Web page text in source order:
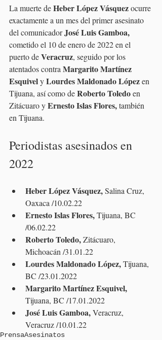
La muerte de Heber López Vásquez ocurre
exactamente a un mes del primer asesinato
del comunicador José Luis Gamboa,
cometido el 10 de enero de 2022 en el
puerto de Veracruz, seguido por los
atentados contra Margarito Martínez
Esquivel y Lourdes Maldonado López en
Tijuana, así como de Roberto Toledo en
Zitácuaro y Ernesto Islas Flores, también
en Tijuana.
Periodistas asesinados en
2022
Heber López Vásquez, Salina Cruz,
Oaxaca /10.02.22
Ernesto Islas Flores, Tijuana, BC
/06.02.22
Roberto Toledo, Zitácuaro,
Michoacán /31.01.22
Lourdes Maldonado López, Tijuana,
BC /23.01.2022
Margarito Martínez Esquivel,
Tijuana, BC /17.01.2022
José Luis Gamboa, Veracruz,
Veracruz /10.01.22
PrensaAsesinatos